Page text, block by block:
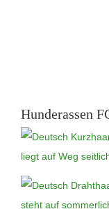
Hunderassen